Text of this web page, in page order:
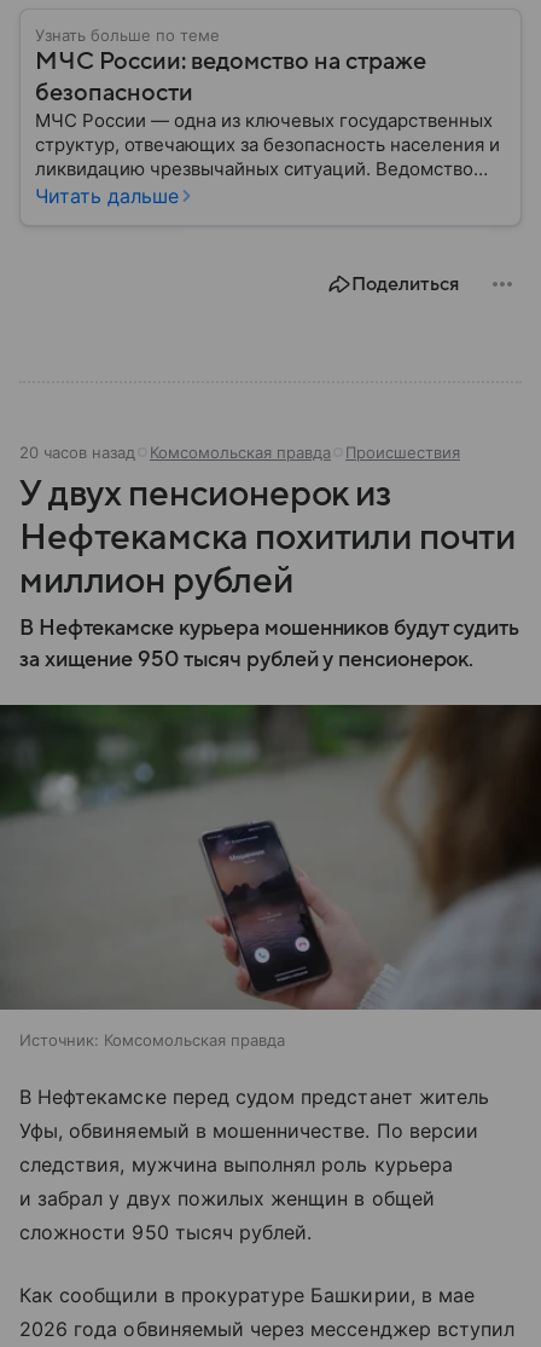
Узнать больше по теме
МЧС России: ведомство на страже
безопасности
МЧС России — одна из ключевых государственных
структур, отвечающих за безопасность населения и
ликвидацию чрезвычайных ситуаций. Ведомство
играет важную роль в защите граждан от
задачи выполняет и какую роль играет в
Читать дальше
Поделиться
20 часов назад Комсомольская правда Происшествия
У двух пенсионерок из
Нефтекамска похитили почти
миллион рублей
В Нефтекамске курьера мошенников будут судить
за хищение 950 тысяч рублей у пенсионерок.
Источник: Комсомольская правда
В Нефтекамске перед судом предстанет житель
Уфы, обвиняемый в мошенничестве. По версии
следствия, мужчина выполнял роль курьера
и забрал у двух пожилых женщин в общей
сложности 950 тысяч рублей.
Как сообщили в прокуратуре Башкирии, в мае
2026 года обвиняемый через мессенджер вступил